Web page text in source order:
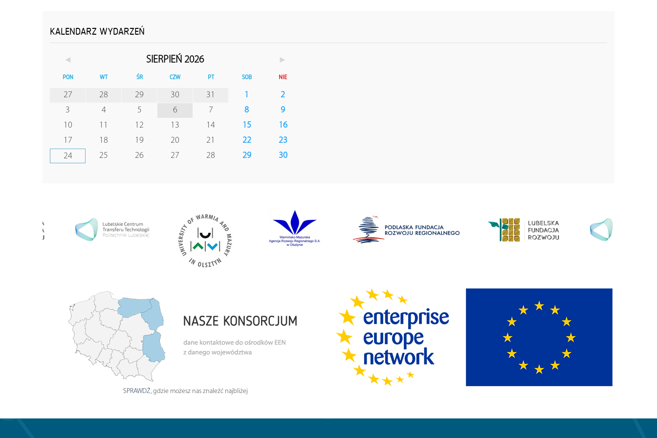
KALENDARZ WYDARZEŃ
◄ SIERPIEŃ 2026 ►
PON WT ŚR CZW PT SOB NIE
27 28 29 30 31 1
2
3
4 5 6 7 8
9
10
11 12 13 14 15
16
17
18 19 20 21 22
23
24
25 26 27 28 29 30
SPRAWDŹ, gdzie możesz nas znaleźć najbliżej